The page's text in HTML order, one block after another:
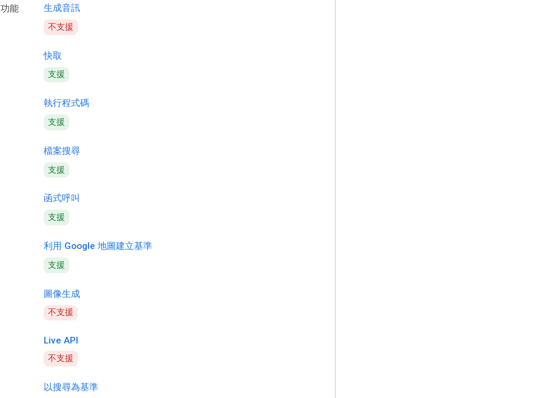
功能 生成音訊
不支援
快取
支援
執行程式碼
支援
檔案搜尋
支援
函式呼叫
支援
利用 Google 地圖建立基準
支援
圖像生成
不支援
Live API
不支援
以搜尋為基準